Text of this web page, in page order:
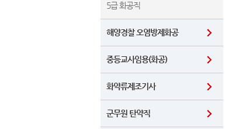
5급 화공직
해양경찰 오염방제화공
중등교사임용(화공)
화약류제조기사
군무원 탄약직